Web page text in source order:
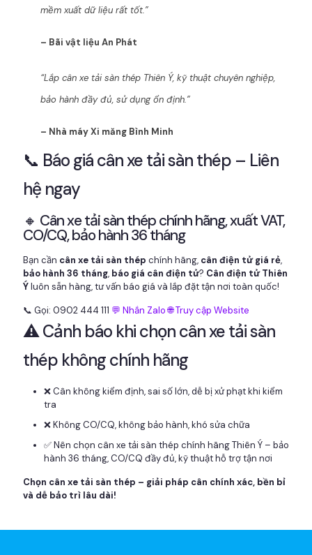
mềm xuất dữ liệu rất tốt.”
– Bãi vật liệu An Phát
“Lắp cân xe tải sàn thép Thiên Ý, kỹ thuật chuyên nghiệp,
bảo hành đầy đủ, sử dụng ổn định.”
– Nhà máy Xi măng Bình Minh
📞 Báo giá cân xe tải sàn thép – Liên
hệ ngay
🔸 Cân xe tải sàn thép chính hãng, xuất VAT,
CO/CQ, bảo hành 36 tháng
Bạn cần cân xe tải sàn thép chính hãng, cân điện tử giá rẻ,
bảo hành 36 tháng, báo giá cân điện tử? Cân điện tử Thiên
Ýluôn sẵn hàng, tư vấn báo giá và lắp đặt tận nơi toàn quốc!
📞 Gọi: 0902 444 111 💬 Nhắn Zalo 🌐 Truy cập Website
⚠️ Cảnh báo khi chọn cân xe tải sàn
thép không chính hãng
❌ Cân không kiểm định, sai số lớn, dễ bị xử phạt khi kiểm
tra
❌ Không CO/CQ, không bảo hành, khó sửa chữa
✅ Nên chọn cân xe tải sàn thép chính hãng Thiên Ý – bảo
hành 36 tháng, CO/CQ đầy đủ, kỹ thuật hỗ trợ tận nơi
Chọn cân xe tải sàn thép – giải pháp cân chính xác, bền bỉ
và dễ bảo trì lâu dài!